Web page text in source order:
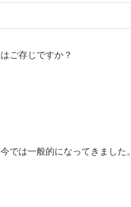
ご存じですか？
では一般的になってきました。